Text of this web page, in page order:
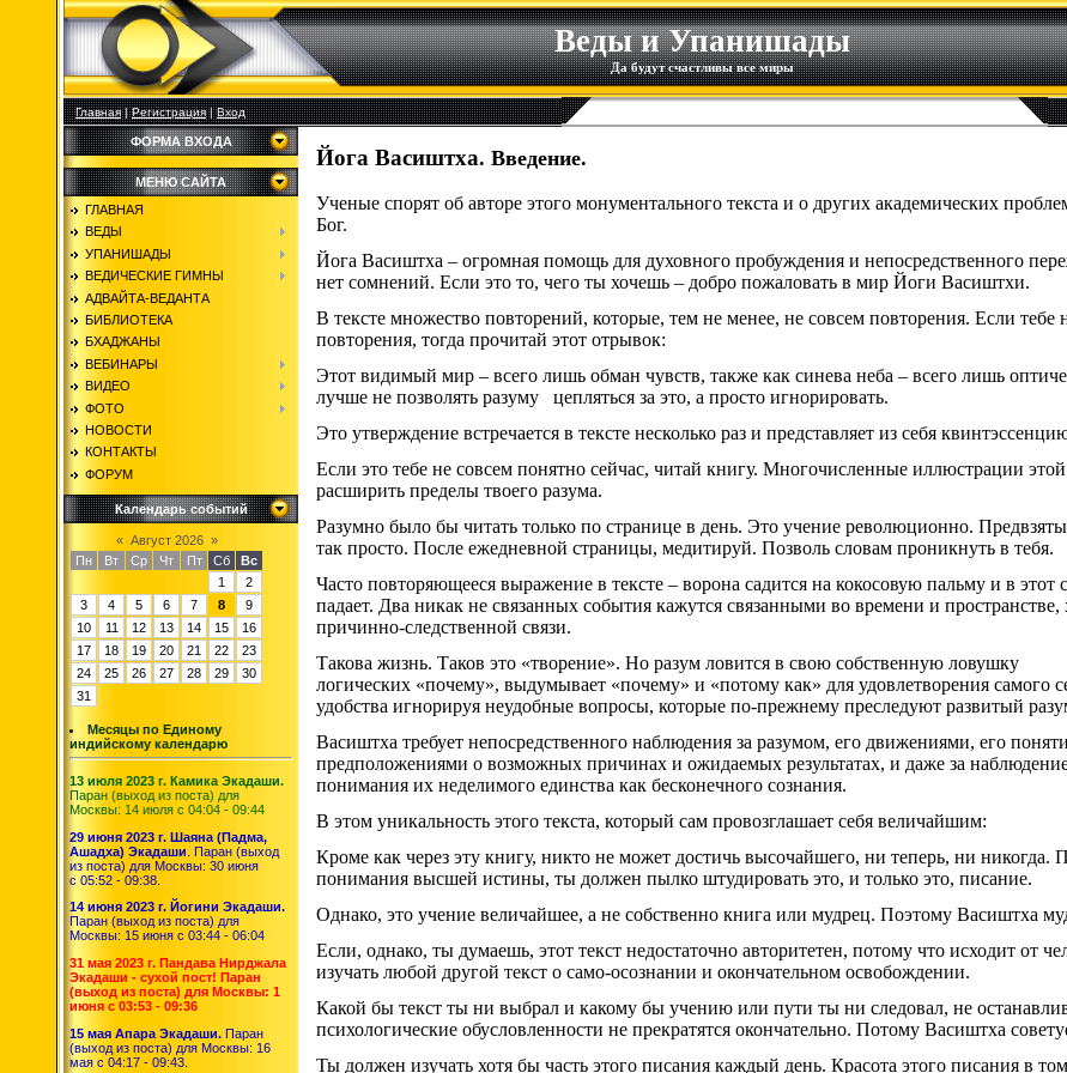
Веды и Упанишады
Да будут счастливы все миры
Главная|Регистрация|Вход
ФОРМА ВХОДА
МЕНЮ САЙТА
ГЛАВНАЯ
ВЕДЫ
УПАНИШАДЫ
ВЕДИЧЕСКИЕ ГИМНЫ
АДВАЙТА-ВЕДАНТА
БИБЛИОТЕКА
БХАДЖАНЫ
ВЕБИНАРЫ
ВИДЕО
ФОТО
НОВОСТИ
КОНТАКТЫ
ФОРУМ
Календарь событий
« Август 2026 »
Пн
Вт Ср Чт Пт Сб
Вс
1
2
3
4 5 6 7 8
9
10
11 12 13 14 15
16
17
18 19 20 21 22
23
24
25 26 27 28 29
30
31
Месяцы по Единому
индийскому календарю
13 июля 2023 г. Камика Экадаши.
Паран (выход из поста) для
Москвы: 14 июля с 04:04 - 09:44
29 июня 2023 г. Шаяна (Падма,
Ашадха) Экадаши . Паран (выход
из поста) для Москвы: 30 июня
с 05:52 - 09:38.
14 июня 2023 г. Йогини Экадаши.
Паран (выход из поста) для
Москвы: 15 июня с 03:44 - 06:04
31 мая 2023 г. Пандава Нирджала
Экадаши - сухой пост! Паран
(выход из поста) для Москвы: 1
июня с 03:53 - 09:36
15 мая Апара Экадаши. Паран
(выход из поста) для Москвы: 16
мая с 04:17 - 09:43.
Йога Васиштха. Введение.
Ученые спорят об авторе этого монументального текста и о других академических
Бог.
Йога Васиштха – огромная помощь для духовного пробуждения и непосредственного
нет сомнений. Если это то, чего ты хочешь – добро пожаловать в мир Йоги Васиштхи.
В тексте множество повторений, которые, тем не менее, не совсем повторения. Если
повторения, тогда прочитай этот отрывок:
Этот видимый мир – всего лишь обман чувств, также как синева неба – всего лишь
лучше не позволять разуму цепляться за это, а просто игнорировать.
Это утверждение встречается в тексте несколько раз и представляет из себя
Если это тебе не совсем понятно сейчас, читай книгу. Многочисленные иллюстрации
расширить пределы твоего разума.
Разумно было бы читать только по странице в день. Это учение революционно.
так просто. После ежедневной страницы, медитируй. Позволь словам проникнуть в тебя.
Часто повторяющееся выражение в тексте – ворона садится на кокосовую пальму и в
падает. Два никак не связанных события кажутся связанными во времени и
причинно-следственной связи.
Такова жизнь. Таков это «творение». Но разум ловится в свою собственную ловушку
логических «почему», выдумывает «почему» и «потому как» для удовлетворения самого
удобства игнорируя неудобные вопросы, которые по-прежнему преследуют развитый
Васиштха требует непосредственного наблюдения за разумом, его движениями, его
предположениями о возможных причинах и ожидаемых результатах, и даже за
понимания их неделимого единства как бесконечного сознания.
В этом уникальность этого текста, который сам провозглашает себя величайшим:
Кроме как через эту книгу, никто не может достичь высочайшего, ни теперь, ни никогда.
понимания высшей истины, ты должен пылко штудировать это, и только это, писание.
Однако, это учение величайшее, а не собственно книга или мудрец. Поэтому Васиштха
Если, однако, ты думаешь, этот текст недостаточно авторитетен, потому что исходит от
изучать любой другой текст о само-осознании и окончательном освобождении.
Какой бы текст ты ни выбрал и какому бы учению или пути ты ни следовал, не
психологические обусловленности не прекратятся окончательно. Потому Васиштха
Ты должен изучать хотя бы часть этого писания каждый день. Красота этого писания в